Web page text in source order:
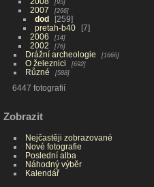
2007 266
dod
259
pretah-b40
7
2006
14
2002 76
Drážní archeologie 1666
O železnici 692
Různé 588
6447 fotografií
Zobrazit
Nejčastěji zobrazované
Nové fotografie
Poslední alba
Náhodný výběr
Kalendář